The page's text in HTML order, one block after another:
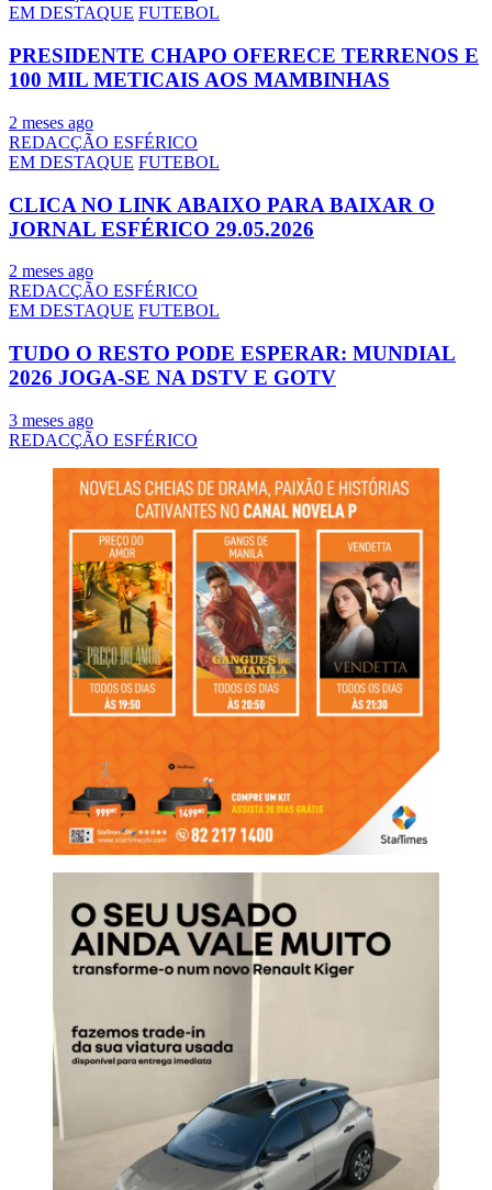
EM DESTAQUE FUTEBOL
PRESIDENTE CHAPO OFERECE TERRENOS E
100 MIL METICAIS AOS MAMBINHAS
2 meses ago
REDACÇÃO ESFÉRICO
EM DESTAQUE FUTEBOL
CLICA NO LINK ABAIXO PARA BAIXAR O
JORNAL ESFÉRICO 29.05.2026
2 meses ago
REDACÇÃO ESFÉRICO
EM DESTAQUE FUTEBOL
TUDO O RESTO PODE ESPERAR: MUNDIAL
2026 JOGA-SE NA DSTV E GOTV
3 meses ago
REDACÇÃO ESFÉRICO